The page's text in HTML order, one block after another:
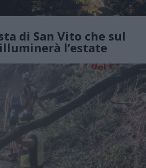
di San Vito che sul
l’estate